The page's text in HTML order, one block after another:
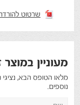
שרטוט
מעוניין במוצר
מלאו הטופס הבא,
נוספים.